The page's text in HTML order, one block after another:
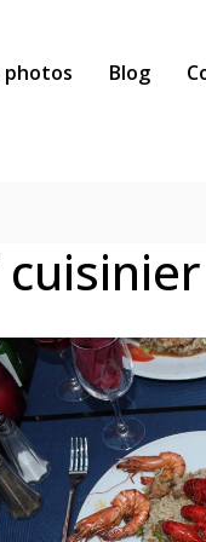
photos Blog